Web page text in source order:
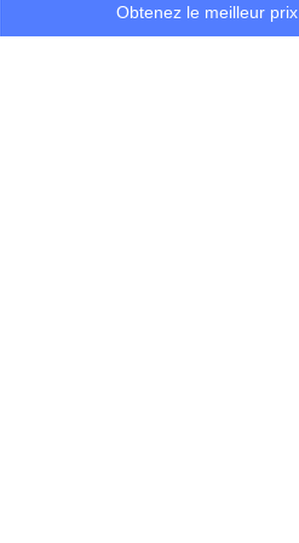
Obtenez le meilleur prix